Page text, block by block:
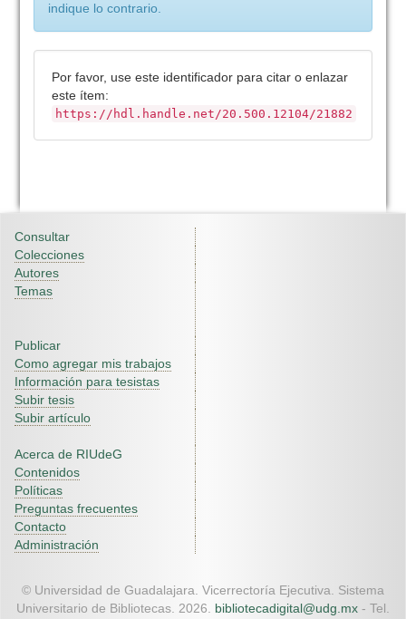
indique lo contrario.
Por favor, use este identificador para citar o enlazar
este ítem:
https://hdl.handle.net/20.500.12104/21882
Consultar
Colecciones
Autores
Temas
Publicar
Como agregar mis trabajos
Información para tesistas
Subir tesis
Subir artículo
Acerca de RIUdeG
Contenidos
Políticas
Preguntas frecuentes
Contacto
Administración
© Universidad de Guadalajara. Vicerrectoría Ejecutiva. Sistema
Universitario de Bibliotecas. 2026. bibliotecadigital@udg.mx - Tel.